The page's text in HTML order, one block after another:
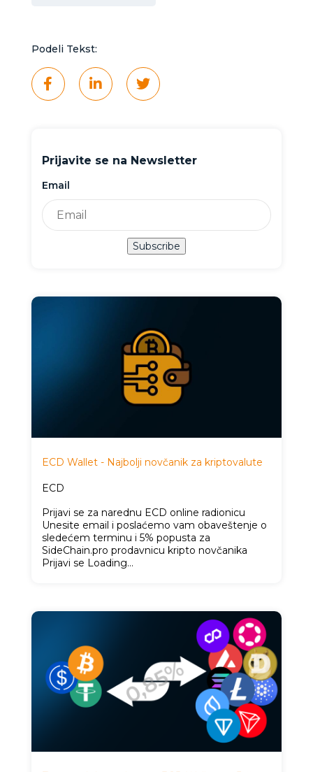
Podeli Tekst:
Prijavite se na Newsletter
Email
Subscribe
ECD Wallet - Najbolji novčanik za kriptovalute
ECD
Prijavi se za narednu ECD online radionicu
Unesite email i poslaćemo vam obaveštenje o
sledećem terminu i 5% popusta za
SideChain.pro prodavnicu kripto novčanika
Prijavi se Loading…